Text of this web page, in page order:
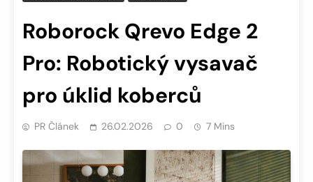
Roborock Qrevo Edge 2
Pro: Robotický vysavač
pro úklid koberců
PR Článek 26.02.2026 0 7 Mins